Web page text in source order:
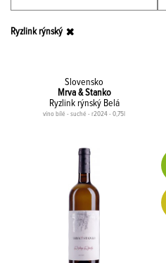
Ryzlink rýnský
Slovensko
Mrva & Stanko
Ryzlink rýnský Belá
víno bílé - suché - r2024 - 0,75l